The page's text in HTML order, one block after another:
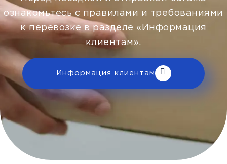
ознакомьтесь с правилами и требованиями
к перевозке в разделе «Информация
клиентам».
Информация клиентам